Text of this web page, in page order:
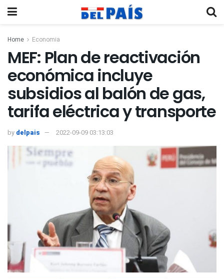
Home Economia
MEF: Plan de reactivación
económica incluye
subsidios al balón de gas,
tarifa eléctrica y transporte
by delpais 2022-09-09 03:13:03